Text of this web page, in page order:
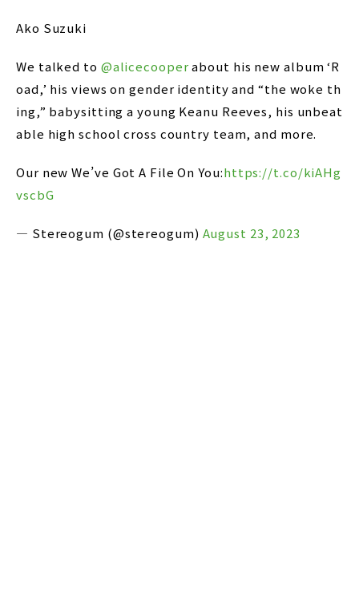
Ako Suzuki
We talked to @alicecooperabout his new album ‘R
oad,’ his views on gender identity and “the woke th
ing,” babysitting a young Keanu Reeves, his unbeat
able high school cross country team, and more.
Our new We’ve Got A File On You:https://t.co/kiAHg
vscbG
— Stereogum (@stereogum) August 23, 2023